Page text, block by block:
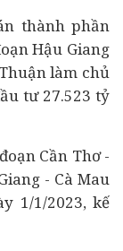
thành phần
Hậu Giang
làm chủ
tư 27.523 tỷ
Cần Thơ -
- Cà Mau
1/1/2023, kế